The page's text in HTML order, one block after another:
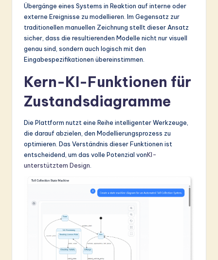
Übergänge eines Systems in Reaktion auf interne oder
externe Ereignisse zu modellieren. Im Gegensatz zur
traditionellen manuellen Zeichnung stellt dieser Ansatz
sicher, dass die resultierenden Modelle nicht nur visuell
genau sind, sondern auch logisch mit den
Eingabespezifikationen übereinstimmen.
Kern-KI-Funktionen für
Zustandsdiagramme
Die Plattform nutzt eine Reihe intelligenter Werkzeuge,
die darauf abzielen, den Modellierungsprozess zu
optimieren. Das Verständnis dieser Funktionen ist
entscheidend, um das volle Potenzial vonKI-
unterstütztem Design.